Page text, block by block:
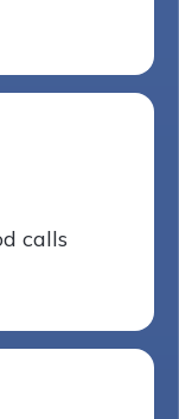
calls